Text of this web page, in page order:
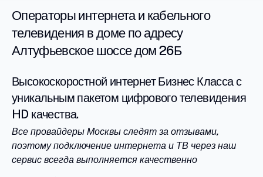
Операторы интернета и кабельного
телевидения в доме по адресу
Алтуфьевское шоссе дом 26Б
Высокоскоростной интернет Бизнес Класса с
уникальным пакетом цифрового телевидения
HD качества.
Все провайдеры Москвы следят за отзывами,
поэтому подключение интернета и ТВ через наш
сервис всегда выполняется качественно